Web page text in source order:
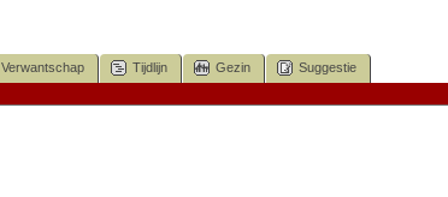
Verwantschap Tijdlijn Gezin Suggestie